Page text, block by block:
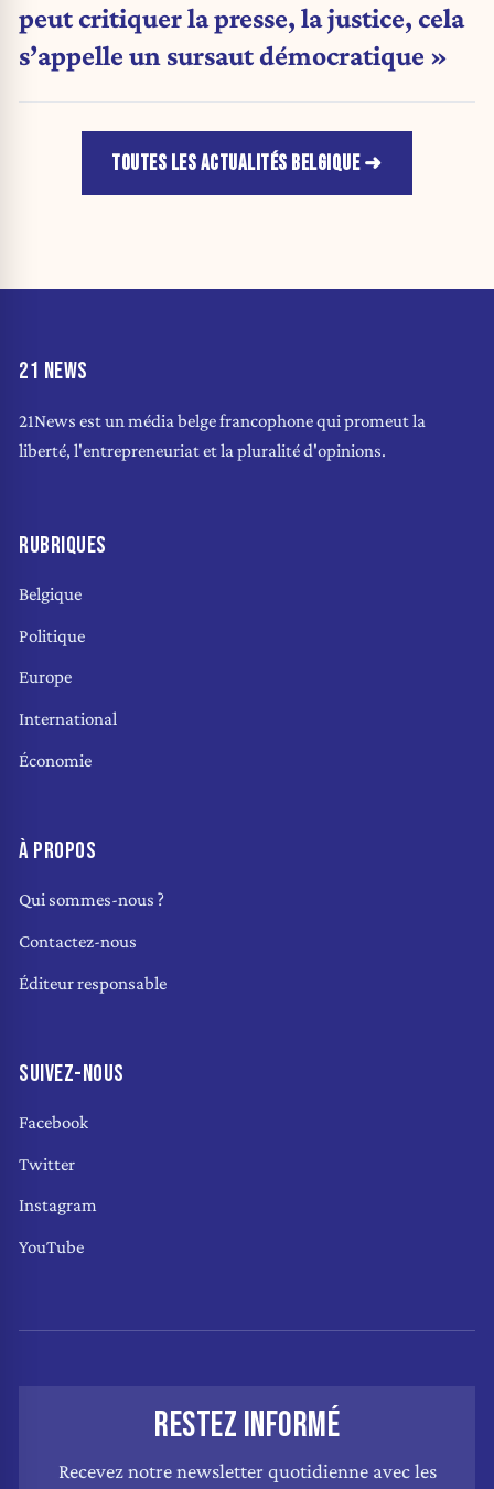
peut critiquer la presse, la justice, cela
s’appelle un sursaut démocratique »
TOUTES LES ACTUALITÉS BELGIQUE
21 NEWS
21News est un média belge francophone qui promeut la
liberté, l'entrepreneuriat et la pluralité d'opinions.
RUBRIQUES
Belgique
Politique
Europe
International
Économie
À PROPOS
Qui sommes-nous ?
Contactez-nous
Éditeur responsable
SUIVEZ-NOUS
Facebook
Twitter
Instagram
YouTube
RESTEZ INFORMÉ
Recevez notre newsletter quotidienne avec les